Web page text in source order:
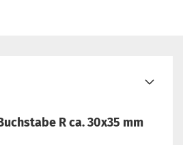
R ca. 30x35 mm